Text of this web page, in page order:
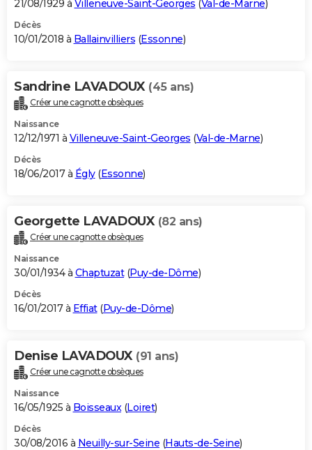
21/08/1929 à Villeneuve-Saint-Georges (Val-de-Marne)
Décès
10/01/2018 à Ballainvilliers (Essonne)
Sandrine LAVADOUX (45 ans)
Créer une cagnotte obsèques
Naissance
12/12/1971 à Villeneuve-Saint-Georges (Val-de-Marne)
Décès
18/06/2017 à Égly(Essonne)
Georgette LAVADOUX (82 ans)
Créer une cagnotte obsèques
Naissance
30/01/1934 à Chaptuzat(Puy-de-Dôme)
Décès
16/01/2017 à Effiat(Puy-de-Dôme)
Denise LAVADOUX (91 ans)
Créer une cagnotte obsèques
Naissance
16/05/1925 à Boisseaux(Loiret)
Décès
30/08/2016 à Neuilly-sur-Seine (Hauts-de-Seine)